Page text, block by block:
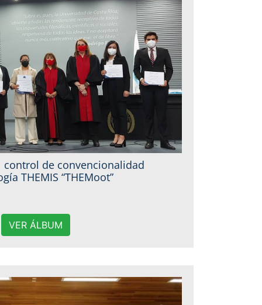
control de convencionalidad
THEMIS “THEMoot”
VER ÁLBUM